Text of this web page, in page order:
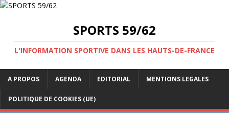
SPORTS 59/62
L'INFORMATION SPORTIVE DANS LES HAUTS-DE-FRANCE
A PROPOS AGENDA EDITORIAL MENTIONS LEGALES
POLITIQUE DE COOKIES (UE)